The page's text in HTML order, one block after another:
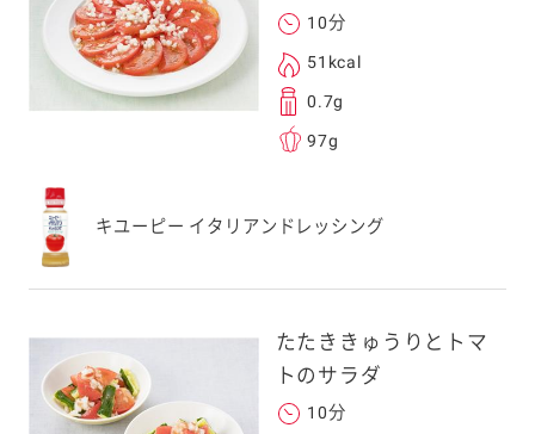
元コードをス
ォンのカメラ
スマートフォン
ご利用ください。
ドメイン指定受信
します。
10分
51kcal
0.7g
97g
キユーピー イタリアンドレッシング
たたききゅうりとトマ
トのサラダ
10分